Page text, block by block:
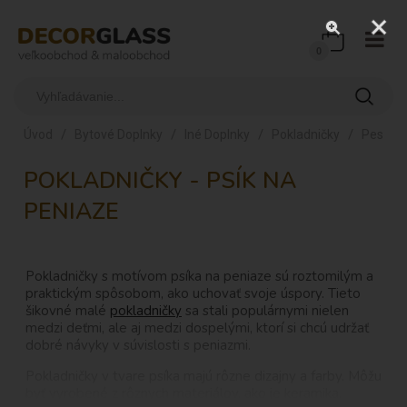
POKLADNIČKY - PSÍK NA
PENIAZE
Pokladničky s motívom psíka na peniaze sú roztomilým a
praktickým spôsobom, ako uchovať svoje úspory. Tieto
šikovné malé pokladničky sa stali populárnymi nielen
medzi deťmi, ale aj medzi dospelými, ktorí si chcú udržať